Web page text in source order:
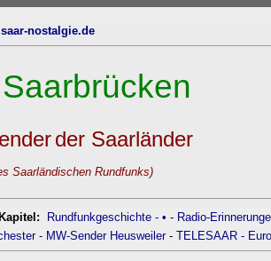
nostalgie.de
der Saarländer
Rundfunks)
Rundfunkgeschichte - • - Radio-
- MW-Sender Heusweiler- TELESAAR -